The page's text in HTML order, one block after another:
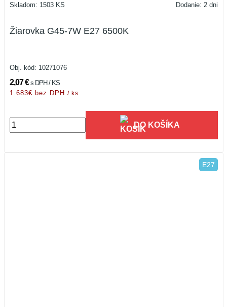
Skladom: 1503 KS Dodanie: 2 dni
Žiarovka G45-7W E27 6500K
Obj. kód: 10271076
2,07 €s DPH / KS
1.683€ bez DPH / ks
DO KOŠÍKA
E27